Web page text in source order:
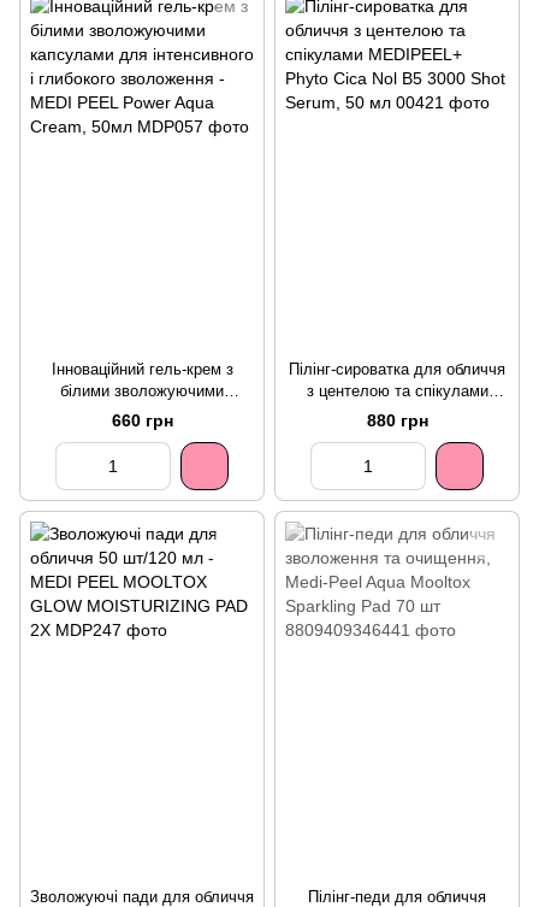
Інноваційний гель-крем з
білими зволожуючими
капсулами для інтенсивного і
глибокого зволоження - MEDI
PEEL Power Aqua Cream,
660 грн
Пілінг-сироватка для обличчя
з центелою та спікулами
MEDIPEEL+ Phyto Cica Nol B5
3000 Shot Serum, 50 мл
880 грн
Зволожуючі пади для обличчя
Пілінг-педи для обличчя